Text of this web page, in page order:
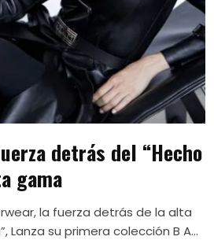
detrás del “Hecho
gama
la fuerza detrás de la alta
Lanza su primera colección B A...